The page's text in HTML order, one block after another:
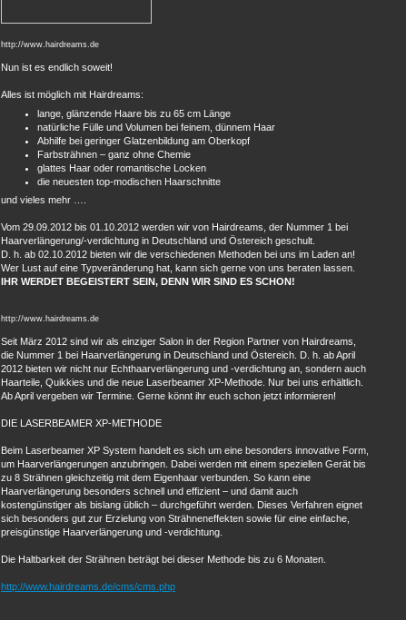
http://www.hairdreams.de
Nun ist es endlich soweit!
Alles ist möglich mit Hairdreams:
lange, glänzende Haare bis zu 65 cm Länge
natürliche Fülle und Volumen bei feinem, dünnem Haar
Abhilfe bei geringer Glatzenbildung am Oberkopf
Farbsträhnen – ganz ohne Chemie
glattes Haar oder romantische Locken
die neuesten top-modischen Haarschnitte
und vieles mehr ….
Vom 29.09.2012 bis 01.10.2012 werden wir von Hairdreams, der Nummer 1 bei
Haarverlängerung/-verdichtung in Deutschland und Östereich geschult.
D. h. ab 02.10.2012 bieten wir die verschiedenen Methoden bei uns im Laden an!
Wer Lust auf eine Typveränderung hat, kann sich gerne von uns beraten lassen.
IHR WERDET BEGEISTERT SEIN, DENN WIR SIND ES SCHON!
http://www.hairdreams.de
Seit März 2012 sind wir als einziger Salon in der Region Partner von Hairdreams,
die Nummer 1 bei Haarverlängerung in Deutschland und Östereich. D. h. ab April
2012 bieten wir nicht nur Echthaarverlängerung und -verdichtung an, sondern auch
Haarteile, Quikkies und die neue Laserbeamer XP-Methode. Nur bei uns erhältlich.
Ab April vergeben wir Termine. Gerne könnt ihr euch schon jetzt informieren!
DIE LASERBEAMER XP-METHODE
Beim Laserbeamer XP System handelt es sich um eine besonders innovative Form,
um Haarverlängerungen anzubringen. Dabei werden mit einem speziellen Gerät bis
zu 8 Strähnen gleichzeitig mit dem Eigenhaar verbunden. So kann eine
Haarverlängerung besonders schnell und effizient – und damit auch
kostengünstiger als bislang üblich – durchgeführt werden. Dieses Verfahren eignet
sich besonders gut zur Erzielung von Strähneneffekten sowie für eine einfache,
preisgünstige Haarverlängerung und -verdichtung.
Die Haltbarkeit der Strähnen beträgt bei dieser Methode bis zu 6 Monaten.
http://www.hairdreams.de/cms/cms.php